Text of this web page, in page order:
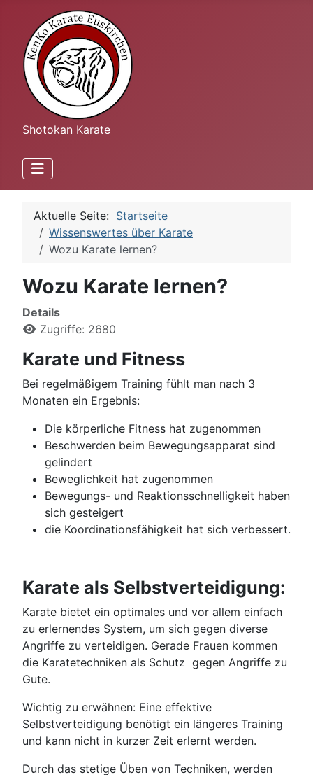
Shotokan Karate
Aktuelle Seite: Startseite
Wissenswertes über Karate
Wozu Karate lernen?
Wozu Karate lernen?
Details
Zugriffe: 2680
Karate und Fitness
Bei regelmäßigem Training fühlt man nach 3
Monaten ein Ergebnis:
Die körperliche Fitness hat zugenommen
Beschwerden beim Bewegungsapparat sind
gelindert
Beweglichkeit hat zugenommen
Bewegungs- und Reaktionsschnelligkeit haben
sich gesteigert
die Koordinationsfähigkeit hat sich verbessert.
Karate als Selbstverteidigung:
Karate bietet ein optimales und vor allem einfach
zu erlernendes System, um sich gegen diverse
Angriffe zu verteidigen. Gerade Frauen kommen
die Karatetechniken als Schutz gegen Angriffe zu
Gute.
Wichtig zu erwähnen: Eine effektive
Selbstverteidigung benötigt ein längeres Training
und kann nicht in kurzer Zeit erlernt werden.
Durch das stetige Üben von Techniken, werden